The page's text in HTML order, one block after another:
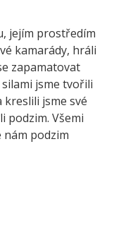
jejím prostředím
kamarády, hráli
zapamatovat
jsme tvořili
jsme své
podzim. Všemi
nám podzim